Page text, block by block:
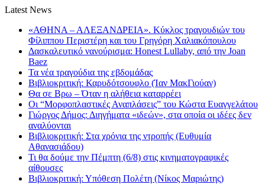
Latest News
«ΑΘΗΝΑ – ΑΛΕΞΑΝΔΡΕΙΑ». Κύκλος τραγουδιών του
Φίλιππου Περιστέρη και του Γρηγόρη Χαλιακόπουλου
Δασκαλευτικό νανούρισμα: Honest Lullaby, από την Joan
Baez
Τα νέα τραγούδια της εβδομάδας
Βιβλιοκριτική: Καρυδότσουφλο (Ίαν ΜακΓιούαν)
Θα σε Βρω – Όταν η αλήθεια καταρρέει
Οι “Μορφοπλαστικές Αναπλάσεις” του Κώστα Ευαγγελάτου
Γιώργος Δήμος: Διηγήματα «ιδεών», στα οποία οι ιδέες δεν
αναλύονται
Βιβλιοκριτική: Στα χρόνια της ντροπής (Ευθυμία
Αθανασιάδου)
Τι θα δούμε την Πέμπτη (6/8) στις κινηματογραφικές
αίθουσες
Βιβλιοκριτική: Υπόθεση Πολέτη (Νίκος Μαριώτης)